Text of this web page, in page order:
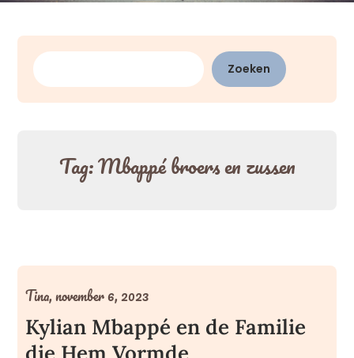
Zoeken
Zoeken
Tag:Mbappé broers en zussen
Kylian Mbappé en de Familie
die Hem Vormde
Tina,november 6, 2023